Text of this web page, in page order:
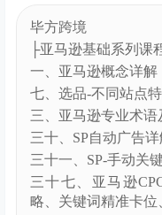
[7]–七、亚马逊软件
[8]–九、数据选品法
[9]–十、产品如何做
│ ├{9}–广告课程（
[1]–一、如何写一个
[2]–二、亚马逊广告
告算法的逻辑、免费
[3]–三、关键词运营
[4]–四、广告基础知